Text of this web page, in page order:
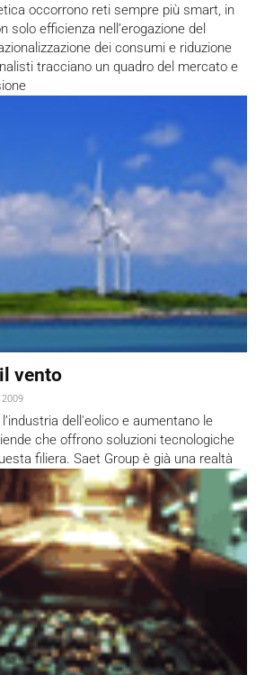
occorrono reti sempre più smart, in
solo efficienza nell’erogazione del
dei consumi e riduzione
vento
dell'eolico e aumentano le
che offrono soluzioni tecnologiche
filiera. Saet Group è già una realtà